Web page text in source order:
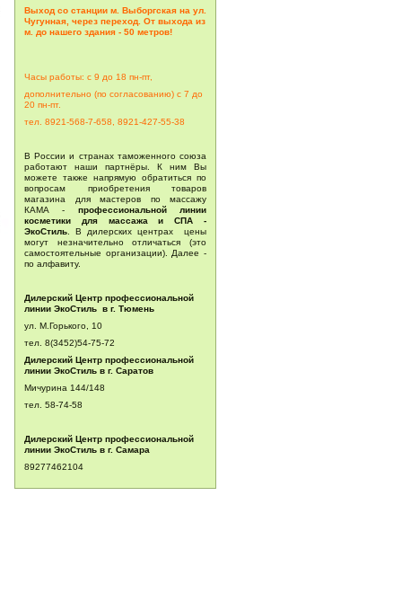
Выход со станции м. Выборгская на ул.
Чугунная, через переход. От выхода из
м. до нашего здания - 50 метров!
Часы работы: с 9 до 18 пн-пт,
дополнительно (по согласованию) с 7 до
20 пн-пт.
тел. 8921-568-7-658, 8921-427-55-38
В России и странах таможенного союза
работают наши партнёры. К ним Вы
можете также напрямую обратиться по
вопросам приобретения товаров
магазина для мастеров по массажу
КАМА - профессиональной линии
косметики для массажа и СПА -
ЭкоСтиль . В дилерских центрах цены
могут незначительно отличаться (это
самостоятельные организации). Далее -
по алфавиту.
Дилерский Центр профессиональной
линии ЭкоСтиль в г. Тюмень
ул. М.Горького, 10
тел. 8(3452)54-75-72
Дилерский Центр профессиональной
линии ЭкоСтиль в г. Саратов
Мичурина 144/148
тел. 58-74-58
Дилерский Центр профессиональной
линии ЭкоСтиль в г. Самара
89277462104